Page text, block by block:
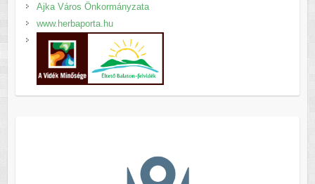
Ajka Város Önkormányzata
www.herbaporta.hu